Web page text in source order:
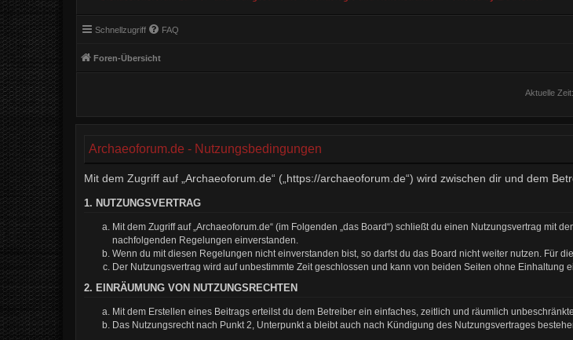
Schnellzugriff FAQ
Foren-Übersicht
Aktuelle
Archaeoforum.de - Nutzungsbedingungen
Mit dem Zugriff auf „Archaeoforum.de“ („https://archaeoforum.de“) wird zwischen dir und dem
1. NUTZUNGSVERTRAG
Mit dem Zugriff auf „Archaeoforum.de“ (im Folgenden „das Board“) schließt du einen Nutzungsvertrag mit
nachfolgenden Regelungen einverstanden.
Wenn du mit diesen Regelungen nicht einverstanden bist, so darfst du das Board nicht weiter nutzen. Für
Der Nutzungsvertrag wird auf unbestimmte Zeit geschlossen und kann von beiden Seiten ohne Einhaltung
2. EINRÄUMUNG VON NUTZUNGSRECHTEN
Mit dem Erstellen eines Beitrags erteilst du dem Betreiber ein einfaches, zeitlich und räumlich
Das Nutzungsrecht nach Punkt 2, Unterpunkt a bleibt auch nach Kündigung des Nutzungsvertrages